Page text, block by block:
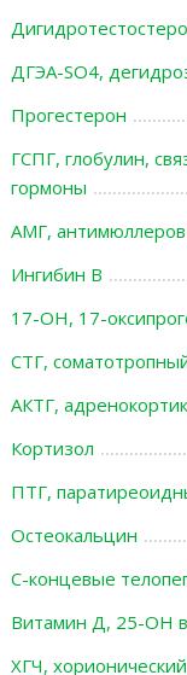
ДГЭА-SO4,
Прогестерон
ГСПГ, глобулин,
гормоны
АМГ,
Ингибин В
17-ОН, 17-
СТГ,
АКТГ,
Кортизол
ПТГ,
Остеокальцин
С-концевые
Витамин Д, 25-ОН
ХГЧ,